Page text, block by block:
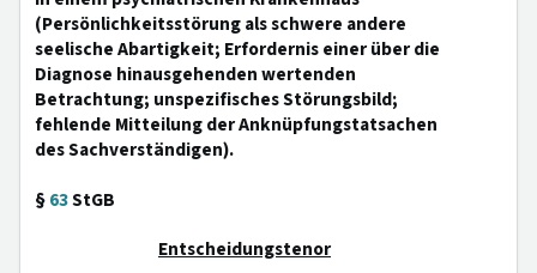
(Persönlichkeitsstörung als schwere andere
seelische Abartigkeit; Erfordernis einer über die
Diagnose hinausgehenden wertenden
Betrachtung; unspezifisches Störungsbild;
fehlende Mitteilung der Anknüpfungstatsachen
des Sachverständigen).
§63StGB
Entscheidungstenor